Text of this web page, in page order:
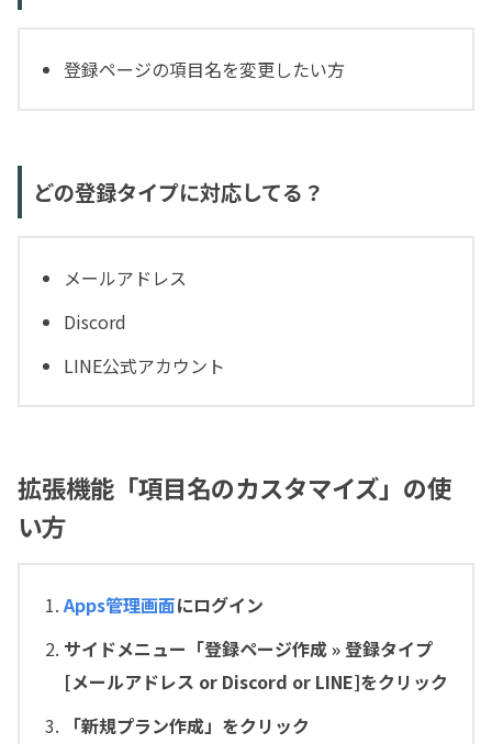
登録ページの項目名を変更したい方
どの登録タイプに対応してる？
メールアドレス
Discord
LINE公式アカウント
拡張機能「項目名のカスタマイズ」の使
い方
Apps管理画面にログイン
サイドメニュー「登録ページ作成 » 登録タイプ
[メールアドレス or Discord or LINE]をクリック
「新規プラン作成」をクリック